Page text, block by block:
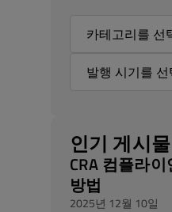
인기 게시물
CRA 컴플라
방법
2025년 12월 10일